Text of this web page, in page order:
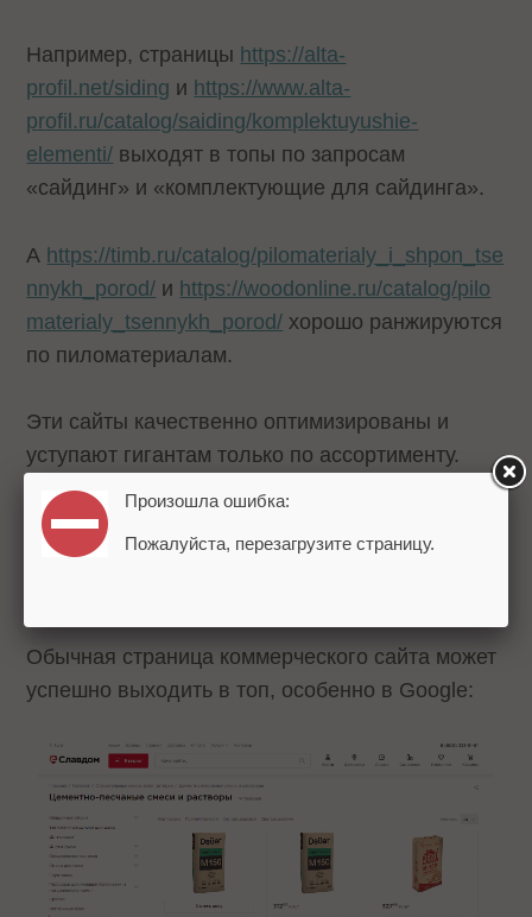
Например, страницы https://alta-
profil.net/siding и https://www.alta-
profil.ru/catalog/saiding/komplektuyushie-
elementi/ выходят в топы по запросам
«сайдинг» и «комплектующие для сайдинга».
А https://timb.ru/catalog/pilomaterialy_i_shpon_tse
nnykh_porod/ и https://woodonline.ru/catalog/pilo
materialy_tsennykh_porod/ хорошо ранжируются
по пиломатериалам.
Эти сайты качественно оптимизированы и
уступают гигантам только по ассортименту.
Цены тоже могут оказывать косвенное влияние
на ранжирование. Однако это не означает, что
Обычная страница коммерческого сайта может
успешно выходить в топ, особенно в Google:
Произошла ошибка:
Пожалуйста, перезагрузите страницу.